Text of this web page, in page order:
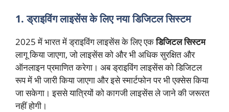
1. ड्राइविंग लाइसेंस के लिए नया डिजिटल सिस्टम
2025 में भारत में ड्राइविंग लाइसेंस के लिए एकडिजिटल सिस्टम
लागू किया जाएगा, जो लाइसेंस को और भी अधिक सुरक्षित और
ऑनलाइन प्रमाणित करेगा। अब ड्राइविंग लाइसेंस को डिजिटल
रूप में भी जारी किया जाएगा और इसे स्मार्टफोन पर भी एक्सेस किया
जा सकेगा। इससे यात्रियों को कागजी लाइसेंस ले जाने की जरूरत
नहीं होगी।